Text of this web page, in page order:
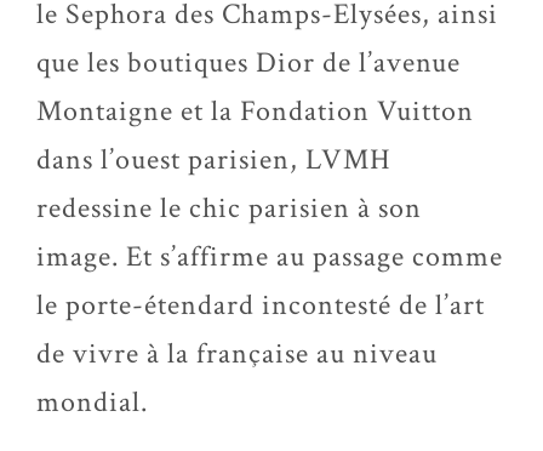
le Sephora des Champs-Elysées, ainsi
que les boutiques Dior de l’avenue
Montaigne et la Fondation Vuitton
dans l’ouest parisien, LVMH
redessine le chic parisien à son
image. Et s’affirme au passage comme
le porte-étendard incontesté de l’art
de vivre à la française au niveau
mondial.